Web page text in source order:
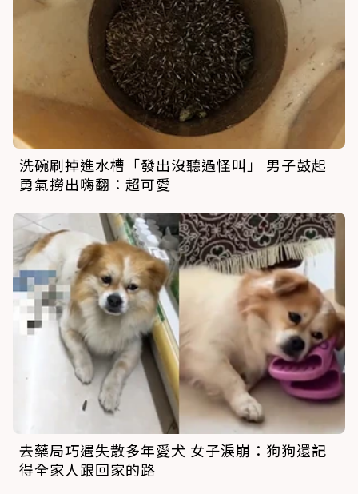
洗碗刷掉進水槽「發出沒聽過怪叫」 男子鼓起
勇氣撈出嗨翻：超可愛
去藥局巧遇失散多年愛犬 女子淚崩：狗狗還記
得全家人跟回家的路